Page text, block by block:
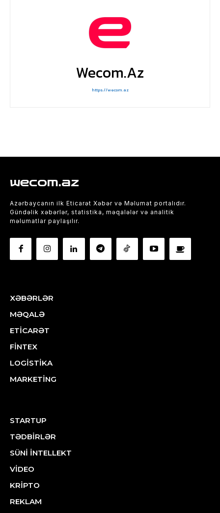
Wecom.az
https://wecom.az
wecom.az
Azərbaycanın ilk Eticarət Xəbər və Məlumat portalıdır.
Gündəlik xəbərlər, statistika, məqalələr və analitik
məlumatlar paylaşılır.
XƏBƏRLƏR
MƏQALƏ
ETİCARƏT
FİNTEX
LOGİSTİKA
MARKETİNG
STARTUP
TƏDBİRLƏR
SÜNİ İNTELLEKT
VİDEO
KRİPTO
REKLAM